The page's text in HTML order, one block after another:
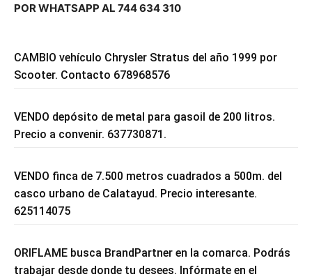
POR WHATSAPP AL 744 634 310
CAMBIO vehículo Chrysler Stratus del año 1999 por
Scooter. Contacto 678968576
VENDO depósito de metal para gasoil de 200 litros.
Precio a convenir. 637730871.
VENDO finca de 7.500 metros cuadrados a 500m. del
casco urbano de Calatayud. Precio interesante.
625114075
ORIFLAME busca BrandPartner en la comarca. Podrás
trabajar desde donde tu desees. Infórmate en el